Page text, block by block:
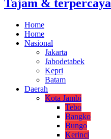
Tajam & terpercaya
Home
Home
Nasional
Jakarta
Jabodetabek
Kepri
Batam
Daerah
Kota Jambi
Tebo
Bangko
Bungo
Kerinci